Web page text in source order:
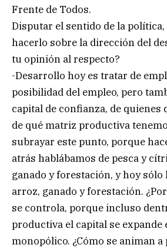
Frente de Todos.
Disputar el sentido de la política,
hacerlo sobre la dirección del
tu opinión al respecto?
-Desarrollo hoy es tratar de
posibilidad del empleo, pero
capital de confianza, de
de qué matriz productiva
subrayar este punto, porque
atrás hablábamos de pesca y
ganado y forestación, y hoy sólo
arroz, ganado y forestación.
se controla, porque incluso
productiva el capital se expande
monopólico. ¿Cómo se animan a